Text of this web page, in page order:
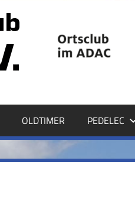
OLDTIMER PEDELEC